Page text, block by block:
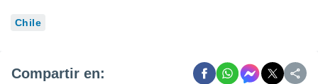
Chile
Compartir en: